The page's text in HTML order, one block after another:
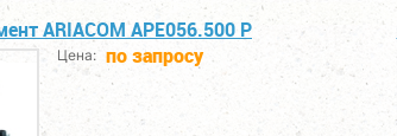
ARIACOM APE056.500 P
Цена: по запросу